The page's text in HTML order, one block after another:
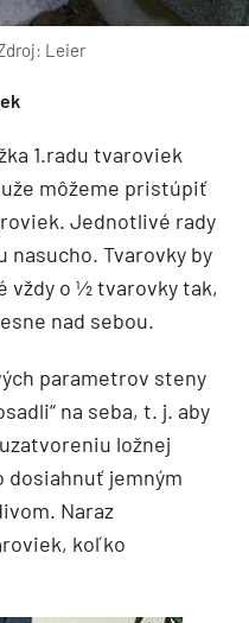
Leier
1.radu tvaroviek
môžeme pristúpiť
Jednotlivé rady
nasucho. Tvarovky by
vždy o ½ tvarovky tak,
nad sebou.
parametrov steny
na seba, t. j. aby
ložnej
dosiahnuť jemným
Naraz
koľko